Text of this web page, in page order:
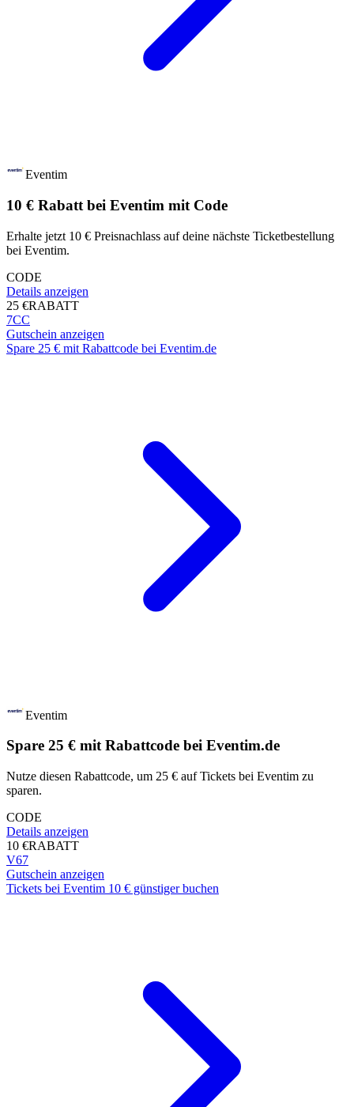
Eventim
10 € Rabatt bei Eventim mit Code
Erhalte jetzt 10 € Preisnachlass auf deine nächste Ticketbestellung
bei Eventim.
CODE
Details anzeigen
25 €RABATT
7CC
Gutschein anzeigen
Spare 25 € mit Rabattcode bei Eventim.de
Eventim
Spare 25 € mit Rabattcode bei Eventim.de
Nutze diesen Rabattcode, um 25 € auf Tickets bei Eventim zu
sparen.
CODE
Details anzeigen
10 €RABATT
V67
Gutschein anzeigen
Tickets bei Eventim 10 € günstiger buchen